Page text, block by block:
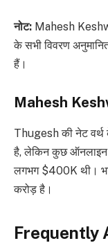
नोट: Mahesh
के सभी विवरण
हैं।
Mahesh
Thugesh की नेट वर्थ
है, लेकिन कुछ ऑनलाइन
लगभग $400K थी।
करोड़ है।
Frequently